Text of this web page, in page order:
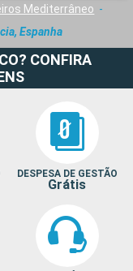
Mediterrâneo
Espanha
CONFIRA
DESPESA DE GESTÃO
Grátis